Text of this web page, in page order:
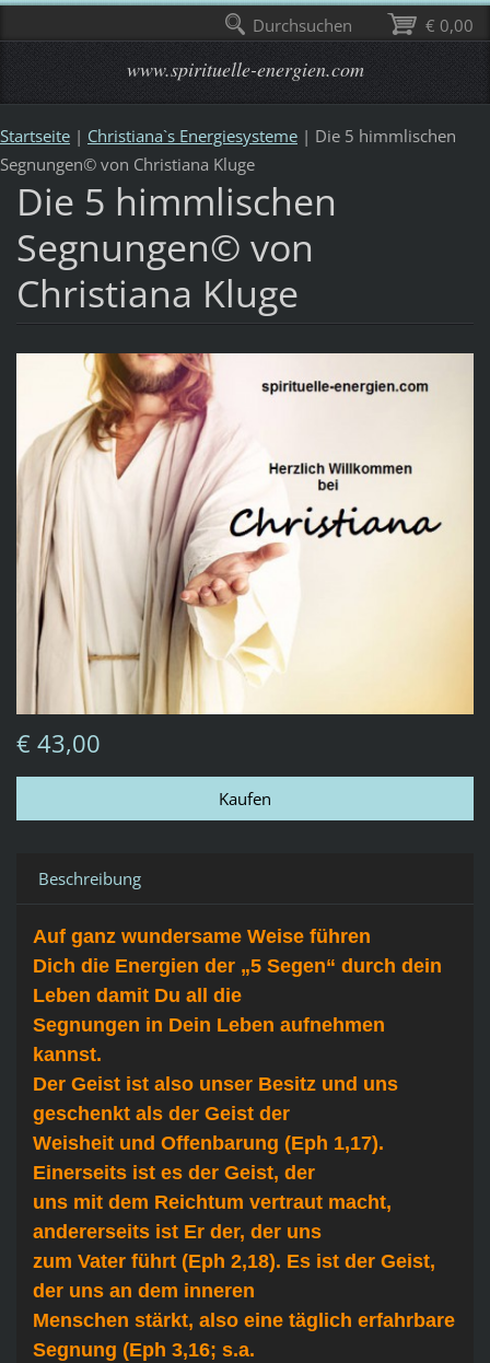
www.spirituelle-energien.com
Startseite | Christiana`s Energiesysteme | Die 5 himmlischen
Segnungen© von Christiana Kluge
Die 5 himmlischen
Segnungen© von
Christiana Kluge
€ 43,00
Beschreibung
Auf ganz wundersame Weise führen
Dich die Energien der „5 Segen“ durch dein
Leben damit Du all die
Segnungen in Dein Leben aufnehmen
kannst.
Der Geist ist also unser Besitz und uns
geschenkt als der Geist der
Weisheit und Offenbarung (Eph 1,17).
Einerseits ist es der Geist, der
uns mit dem Reichtum vertraut macht,
andererseits ist Er der, der uns
zum Vater führt (Eph 2,18). Es ist der Geist,
der uns an dem inneren
Menschen stärkt, also eine täglich erfahrbare
Segnung (Eph 3,16; s.a.
€ 0,00
Durchsuchen